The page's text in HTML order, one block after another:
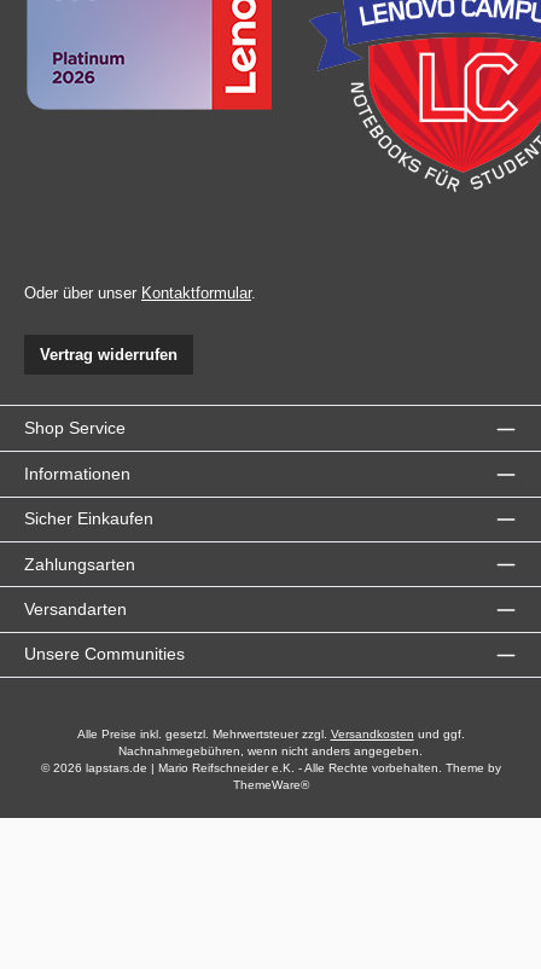
Oder über unser Kontaktformular.
Vertrag widerrufen
Shop Service
Informationen
Sicher Einkaufen
Zahlungsarten
Versandarten
Unsere Communities
Alle Preise inkl. gesetzl. Mehrwertsteuer zzgl. Versandkosten und ggf.
Nachnahmegebühren, wenn nicht anders angegeben.
© 2026 lapstars.de | Mario Reifschneider e.K. - Alle Rechte vorbehalten. Theme by
ThemeWare®